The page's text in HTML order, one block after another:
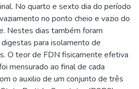
No quarto e sexto dia do período
no ponto cheio e vazio do
Nestes dias também foram
para isolamento de
O teor de FDN fisicamente efetiva
mensurado ao final de cada
o auxilio de um conjunto de três